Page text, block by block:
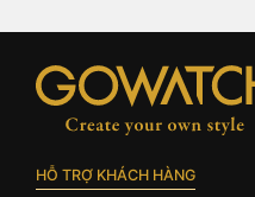
HỖ TRỢ KHÁCH HÀNG